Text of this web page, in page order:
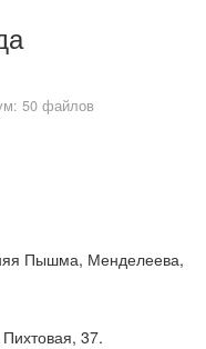
50 файлов
Пышма, Менделеева,
37.